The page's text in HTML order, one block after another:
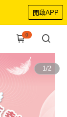
開啟APP
0
1/2